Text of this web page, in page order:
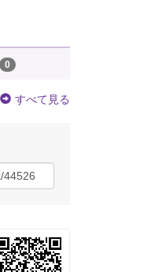
0
すべて見る